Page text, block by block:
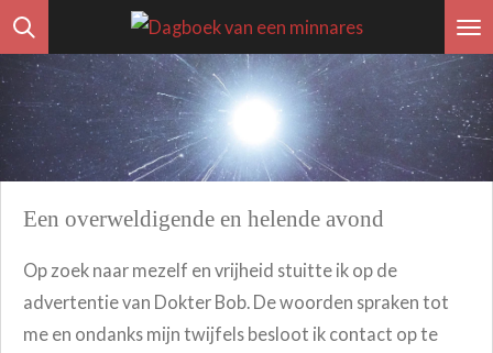
Ga
direct
naar
de
hoofdinhoud
Een overweldigende en helende avond
Op zoek naar mezelf en vrijheid stuitte ik op de
advertentie van Dokter Bob. De woorden spraken tot
me en ondanks mijn twijfels besloot ik contact op te